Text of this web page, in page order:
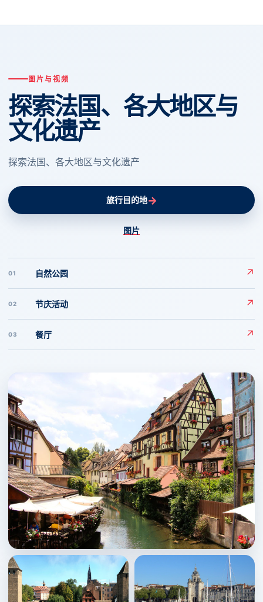
图片与视频
探索法国、各大地区与
文化遗产
探索法国、各大地区与文化遗产
旅行目的地→
图片
01 自然公园 ↗
02 节庆活动 ↗
03 餐厅 ↗
Colmar↗